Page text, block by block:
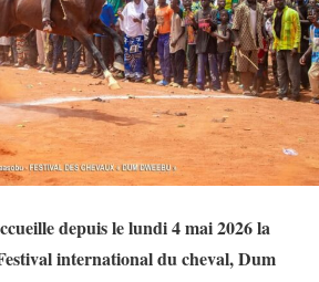
depuis le lundi 4 mai 2026 la
international du cheval, Dum